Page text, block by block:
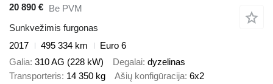
20 890 € Be PVM
Sunkvežimis furgonas
2017
495 334 km
Euro 6
Galia 310 AG (228 kW) Degalai dyzelinas
Transporteris 14 350 kg Ašių konfigūracija 6x2